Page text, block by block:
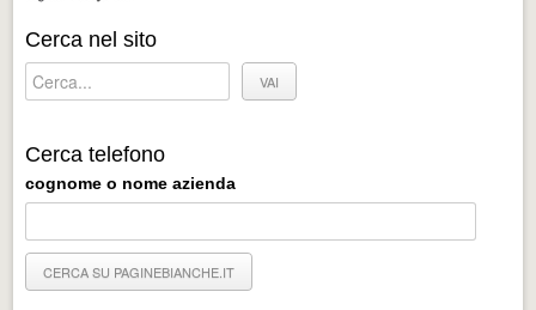
Cerca nel sito
Cerca telefono
cognome o nome azienda